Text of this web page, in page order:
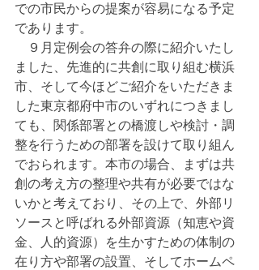
での市民からの提案が容易になる予定
であります。
９月定例会の答弁の際に紹介いたし
ました、先進的に共創に取り組む横浜
市、そして今ほどご紹介をいただきま
した東京都府中市のいずれにつきまし
ても、関係部署との橋渡しや検討・調
整を行うための部署を設けて取り組ん
でおられます。本市の場合、まずは共
創の考え方の整理や共有が必要ではな
いかと考えており、その上で、外部リ
ソースと呼ばれる外部資源（知恵や資
金、人的資源）を生かすための体制の
在り方や部署の設置、そしてホームペ